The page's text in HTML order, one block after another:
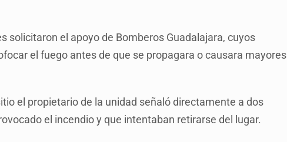
solicitaron el apoyo de Bomberos Guadalajara, cuyos
el fuego antes de que se propagara o causara mayores
el propietario de la unidad señaló directamente a dos
el incendio y que intentaban retirarse del lugar.